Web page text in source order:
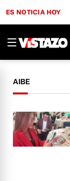
ES NOTICIA HOY
AIBE